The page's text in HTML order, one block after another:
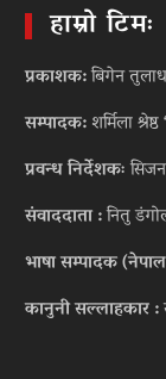
हाम्रो टिमः
प्रकाशक:बिगेन
सम्पादक:शर्मिला
प्रवन्ध निर्देशकःसिजन
संवाददाता :नितु
भाषा सम्पादक
कानुनी सल्लाहकार :